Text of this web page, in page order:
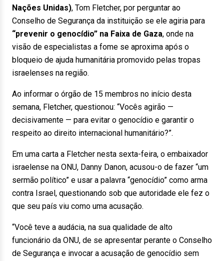
Nações Unidas), Tom Fletcher, por perguntar ao
Conselho de Segurança da instituição se ele agiria para
“prevenir o genocídio” na Faixa de Gaza, onde na
visão de especialistas a fome se aproxima após o
bloqueio de ajuda humanitária promovido pelas tropas
israelenses na região.
Ao informar o órgão de 15 membros no início desta
semana, Fletcher, questionou: “Vocês agirão —
decisivamente — para evitar o genocídio e garantir o
respeito ao direito internacional humanitário?”.
Em uma carta a Fletcher nesta sexta-feira, o embaixador
israelense na ONU, Danny Danon, acusou-o de fazer “um
sermão político” e usar a palavra “genocídio” como arma
contra Israel, questionando sob que autoridade ele fez o
que seu país viu como uma acusação.
“Você teve a audácia, na sua qualidade de alto
funcionário da ONU, de se apresentar perante o Conselho
de Segurança e invocar a acusação de genocídio sem